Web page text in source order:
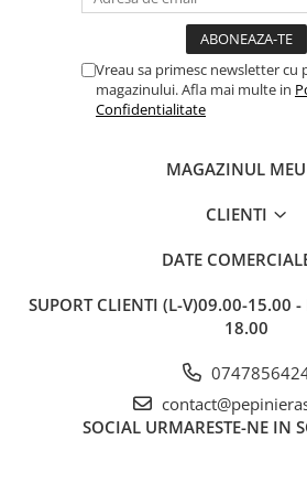
Vreau sa primesc newsletter cu
magazinului. Afla mai multe in
Confidentialitate
MAGAZINUL MEU
CLIENTI
DATE
SUPORT CLIENTI (L-V)09.00-15.00 -
18.00
SOCIAL URMARESTE-NE IN